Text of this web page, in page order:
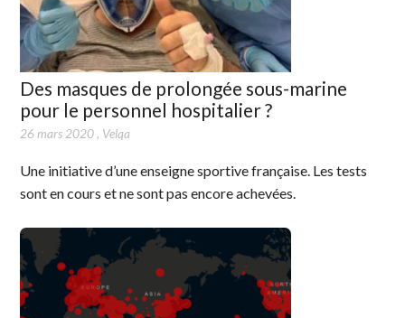
Des masques de prolongée sous-marine
pour le personnel hospitalier ?
26 mars 2020, Velqa
Une initiative d’une enseigne sportive française. Les tests
sont en cours et ne sont pas encore achevées.